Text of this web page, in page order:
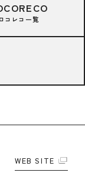
ロコレコ一覧
WEB SITE